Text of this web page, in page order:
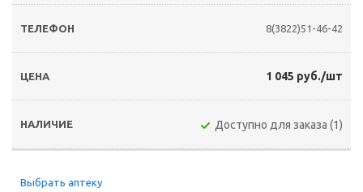
8(3822)51-46-42
1 045 руб./шт
Доступно для заказа (1)
Выбрать аптеку